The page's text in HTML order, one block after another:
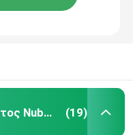
Εξάρτηση προσοχής δέρματος Nubuck (19)